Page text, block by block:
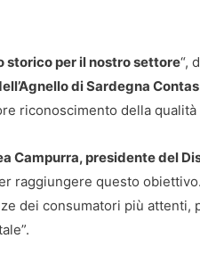
storico per il nostro settore“,
di Sardegna Contas
riconoscimento della qualità
Campurra, presidente del
raggiungere questo
dei consumatori più attenti,